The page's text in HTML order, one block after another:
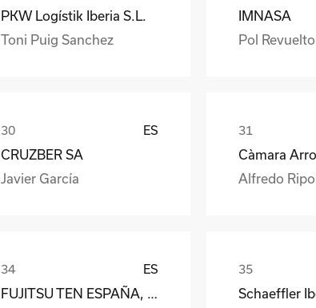
PKW Logístik Iberia S.L.
Toni Puig Sanchez
IMNASA
Pol Revuelto
ES
CRUZBER SA
Javier García
Alfredo
ES
FUJITSU TEN ESPAÑA, S.A.
Schaeffler